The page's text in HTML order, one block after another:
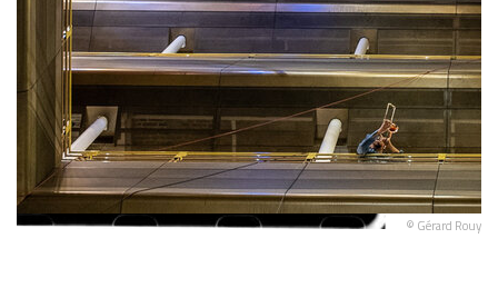
© Gérard Rouy